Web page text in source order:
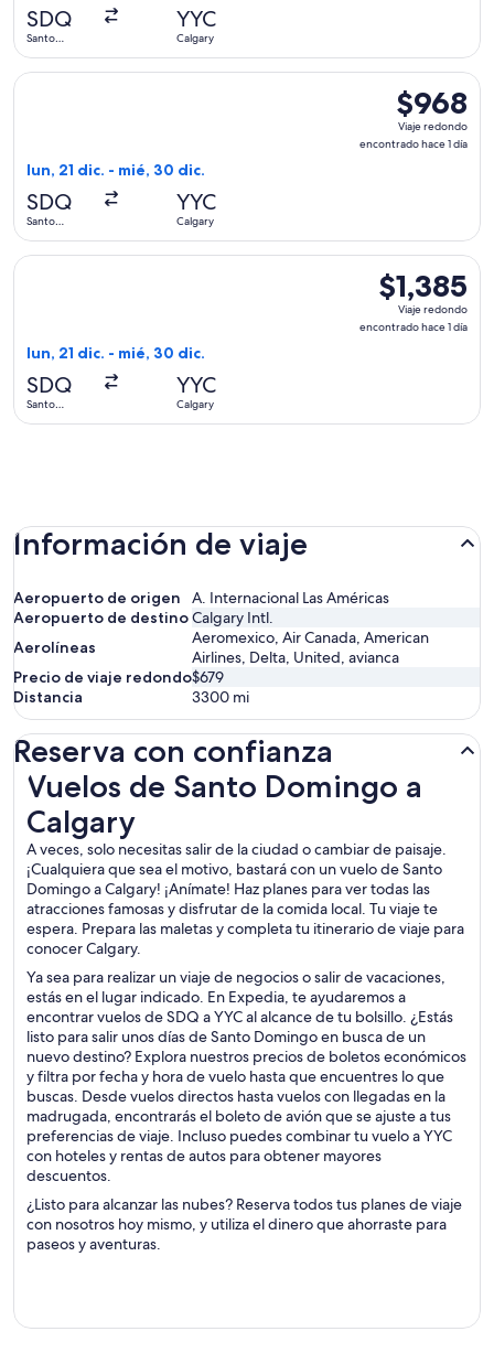
SDQ
Santo
YYC
Calgary
$968
Viaje
redondo,
$968
Viaje redondo
encontrado hace 1 día
lun, 21 dic. - mié, 30 dic.
SDQ
Santo
YYC
Calgary
Seleccionar vuelo de Air Canada, con salida el lun, 21 dic.
$1,385
Viaje
redondo,
$1,385
Viaje redondo
encontrado hace 1 día
lun, 21 dic. - mié, 30 dic.
SDQ
Santo
YYC
Calgary
Seleccionar vuelo de Delta, con salida el lun, 21 dic. desde
Información de viaje
Aeropuerto de origen
A. Internacional Las Américas
Aeropuerto de destinoCalgary Intl.
Aerolíneas
Aeromexico, Air Canada, American
Airlines, Delta, United, avianca
Precio de viaje redondo$679
Distancia
3300 mi
Reserva con confianza
Vuelos de Santo Domingo a
Calgary
A veces, solo necesitas salir de la ciudad o cambiar de paisaje.
¡Cualquiera que sea el motivo, bastará con un vuelo de Santo
Domingo a Calgary! ¡Anímate! Haz planes para ver todas las
atracciones famosas y disfrutar de la comida local. Tu viaje te
espera. Prepara las maletas y completa tu itinerario de viaje para
conocer Calgary.
Ya sea para realizar un viaje de negocios o salir de vacaciones,
estás en el lugar indicado. En Expedia, te ayudaremos a
encontrar vuelos de SDQ a YYC al alcance de tu bolsillo. ¿Estás
listo para salir unos días de Santo Domingo en busca de un
nuevo destino? Explora nuestros precios de boletos económicos
y filtra por fecha y hora de vuelo hasta que encuentres lo que
buscas. Desde vuelos directos hasta vuelos con llegadas en la
madrugada, encontrarás el boleto de avión que se ajuste a tus
preferencias de viaje. Incluso puedes combinar tu vuelo a YYC
con hoteles y rentas de autos para obtener mayores
descuentos.
¿Listo para alcanzar las nubes? Reserva todos tus planes de viaje
con nosotros hoy mismo, y utiliza el dinero que ahorraste para
paseos y aventuras.
Vuelos de Santo Domingo a Calgary